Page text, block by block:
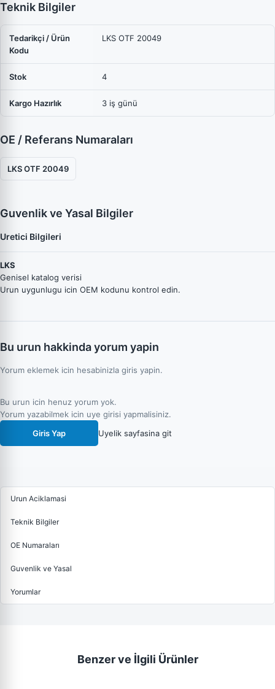
Teknik Bilgiler
Tedarikçi / Ürün
Kodu
LKS OTF 20049
Stok 4
Kargo Hazırlık 3 iş günü
OE / Referans Numaraları
LKS OTF 20049
Guvenlik ve Yasal Bilgiler
Uretici Bilgileri
LKS
Genisel katalog verisi
Urun uygunlugu icin OEM kodunu kontrol edin.
Bu urun hakkinda yorum yapin
Yorum eklemek icin hesabinizla giris yapin.
Bu urun icin henuz yorum yok.
Yorum yazabilmek icin uye girisi yapmalisiniz.
Giris Yap
Uyelik sayfasina git
Urun Aciklamasi
Teknik Bilgiler
OE Numaraları
Guvenlik ve Yasal
Yorumlar
Benzer ve İlgili Ürünler